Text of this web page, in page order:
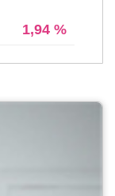
1,94 %